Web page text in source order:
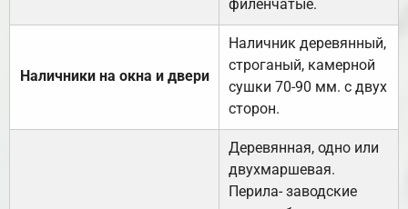
филёнчатые.
Наличники на окна и двери
Наличник деревянный,
строганый, камерной
сушки 70-90 мм. с двух
сторон.
Деревянная, одно или
двухмаршевая.
Перила- заводские